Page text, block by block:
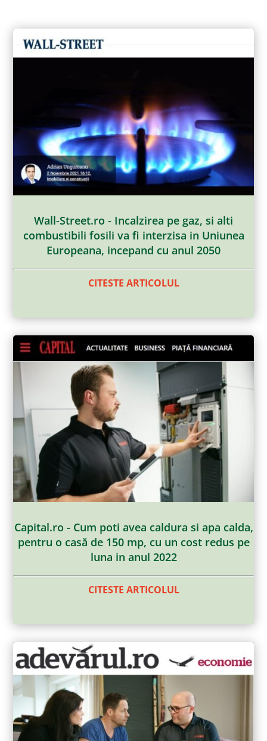
Wall-Street.ro - Incalzirea pe gaz, si alti
combustibili fosili va fi interzisa in Uniunea
Europeana, incepand cu anul 2050
CITESTE ARTICOLUL
Capital.ro - Cum poti avea caldura si apa calda,
pentru o casă de 150 mp, cu un cost redus pe
luna in anul 2022
CITESTE ARTICOLUL